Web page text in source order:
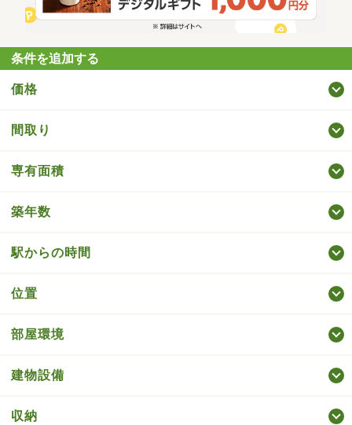
条件を追加する
価格
間取り
専有面積
築年数
駅からの時間
位置
部屋環境
建物設備
収納